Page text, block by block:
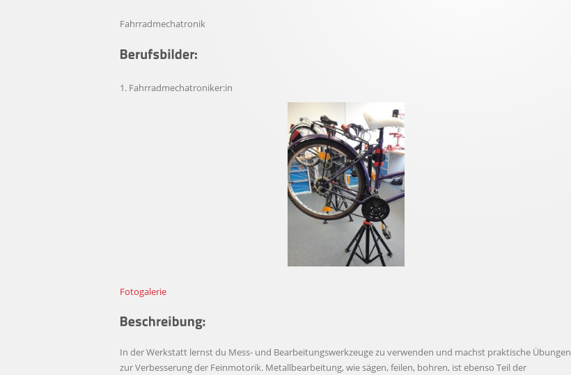
Fahrradmechatronik
Fahrradmechatroniker:in
Fotogalerie
In der Werkstatt lernst du Mess- und Bearbeitungswerkzeuge zu verwenden und machst praktische Übungen
zur Verbesserung der Feinmotorik. Metallbearbeitung, wie sägen, feilen, bohren, ist ebenso Teil der